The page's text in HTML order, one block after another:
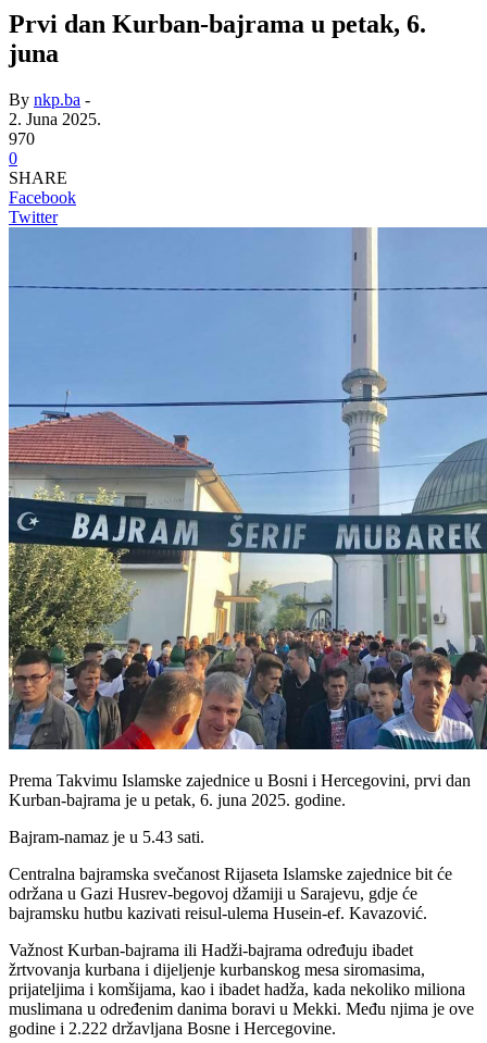
Prvi dan Kurban-bajrama u petak, 6.
juna
By nkp.ba -
2. Juna 2025.
970
0
SHARE
Facebook
Twitter
Prema Takvimu Islamske zajednice u Bosni i Hercegovini, prvi dan
Kurban-bajrama je u petak, 6. juna 2025. godine.
Bajram-namaz je u 5.43 sati.
Centralna bajramska svečanost Rijaseta Islamske zajednice bit će
održana u Gazi Husrev-begovoj džamiji u Sarajevu, gdje će
bajramsku hutbu kazivati reisul-ulema Husein-ef. Kavazović.
Važnost Kurban-bajrama ili Hadži-bajrama određuju ibadet
žrtvovanja kurbana i dijeljenje kurbanskog mesa siromasima,
prijateljima i komšijama, kao i ibadet hadža, kada nekoliko miliona
muslimana u određenim danima boravi u Mekki. Među njima je ove
godine i 2.222 državljana Bosne i Hercegovine.